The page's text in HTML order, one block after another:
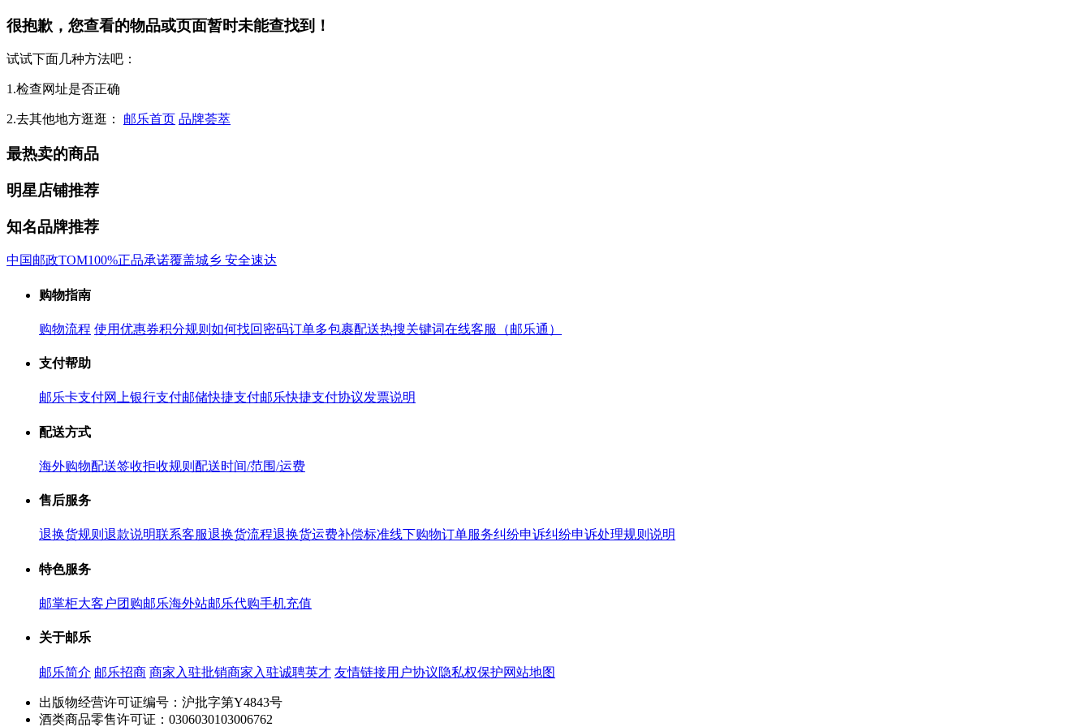
很抱歉，您查看的物品或页面暂时未能查找到！
试试下面几种方法吧：
1.检查网址是否正确
2.去其他地方逛逛： 邮乐首页 品牌荟萃
最热卖的商品
明星店铺推荐
知名品牌推荐
中国邮政TOM100%正品承诺覆盖城乡 安全速达
购物指南
购物流程 使用优惠券积分规则 如何找回密码订单多包裹配送热搜关键词在线客服（邮乐通）
支付帮助
邮乐卡支付网上银行支付邮储快捷支付邮乐快捷支付协议发票说明
配送方式
海外购物配送签收拒收规则 配送时间/范围/运费
售后服务
退换货规则 退款说明联系客服退换货流程退换货运费补偿标准线下购物订单服务纠纷申诉纠纷申诉处理规则说明
特色服务
邮掌柜大客户团购邮乐海外站邮乐代购手机充值
关于邮乐
邮乐简介 邮乐招商 商家入驻批销商家入驻诚聘英才 友情链接用户协议隐私权保护网站地图
出版物经营许可证编号：沪批字第Y4843号
酒类商品零售许可证：0306030103006762